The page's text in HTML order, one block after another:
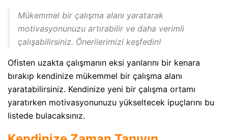
Mükemmel bir çalışma alanı yaratarak
motivasyonunuzu artırabilir ve daha verimli
çalışabilirsiniz. Önerilerimizi keşfedin!
Ofisten uzakta çalışmanın eksi yanlarını bir kenara
bırakıp kendinize mükemmel bir çalışma alanı
yaratabilirsiniz. Kendinize yeni bir çalışma ortamı
yaratırken motivasyonunuzu yükseltecek ipuçlarını bu
listede bulacaksınız.